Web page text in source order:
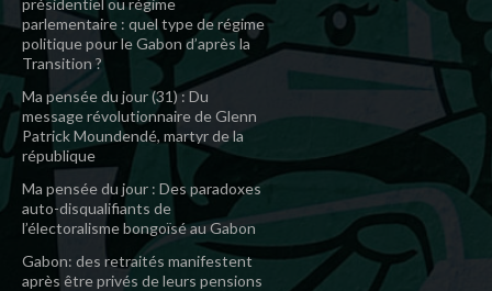
parlementaire : quel type de régime
politique pour le Gabon d’après la
Transition ?
Ma pensée du jour (31) : Du
message révolutionnaire de Glenn
Patrick Moundendé, martyr de la
république
Ma pensée du jour : Des paradoxes
auto-disqualifiants de
l’électoralisme bongoïsé au Gabon
Gabon: des retraités manifestent
après être privés de leurs pensions